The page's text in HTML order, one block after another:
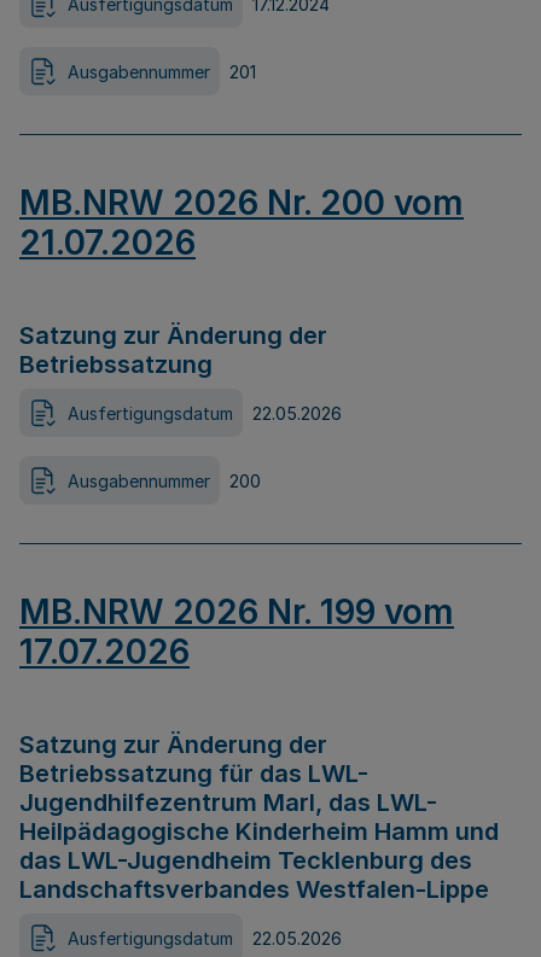
Ausgabennummer 201
MB.NRW 2026 Nr. 200 vom
21.07.2026
Satzung zur Änderung der
Betriebssatzung
Ausfertigungsdatum 22.05.2026
Ausgabennummer 200
MB.NRW 2026 Nr. 199 vom
17.07.2026
Satzung zur Änderung der
Betriebssatzung für das LWL-
Jugendhilfezentrum Marl, das LWL-
Heilpädagogische Kinderheim Hamm und
das LWL-Jugendheim Tecklenburg des
Landschaftsverbandes Westfalen-Lippe
Ausfertigungsdatum 22.05.2026